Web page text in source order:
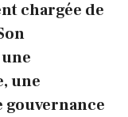
chargée de
une
gouvernance